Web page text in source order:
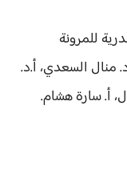
للمرونة
منال السعدي، أ.د.
أ. سارة هشام.